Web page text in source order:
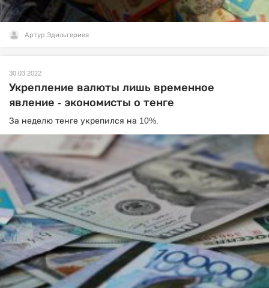
Артур Эдильгериев
30.03.2022
Укрепление валюты лишь временное
явление - экономисты о тенге
За неделю тенге укрепился на 10%.